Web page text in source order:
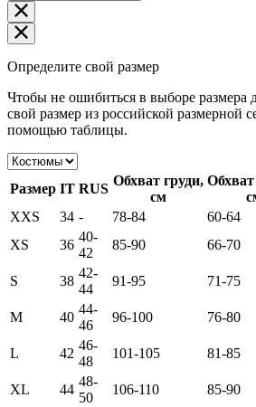
Определите свой размер
Чтобы не ошибиться в выборе размера
свой размер из российской размерной
помощью таблицы.
Размер IT RUS
Обхват груди,
см
XXS
34 - 78-84 60-64
XS
36
40-
42
85-90 66-70
S 38
42-
44
91-95 71-75
M 40
44-
46
96-100 76-80
L 42
46-
48
101-105 81-85
XL 44
48-
50
106-110 85-90